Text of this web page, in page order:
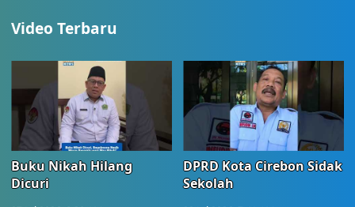
Video Terbaru
Buku Nikah Hilang
Dicuri
DPRD Kota Cirebon Sidak
Sekolah